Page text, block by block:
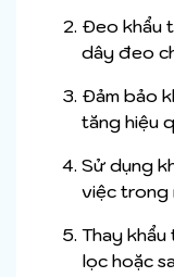
Đeo khẩu
dây đeo
Đảm bảo
tăng hiệu
Sử dụng
việc trong
Thay khẩu
lọc hoặc